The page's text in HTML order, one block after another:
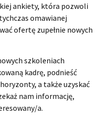
ankiety, która pozwoli
omawianej
ofertę zupełnie nowych
szkoleniach
kadrę, podnieść
a także uzyskać
nam informację,
a.